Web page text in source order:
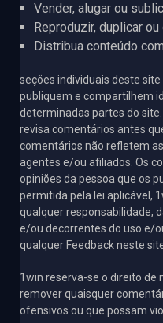
Vender, alugar ou
Reproduzir, duplicar
Distribua conteúdo
seções individuais deste
publiquem e compartilhem
determinadas partes do
revisa comentários antes
comentários não refletem
agentes e/ou afiliados. Os
opiniões da pessoa que os
permitida pela lei aplicável,
qualquer responsabilidade,
e/ou decorrentes do uso e/
qualquer Feedback neste
1win reserva-se o direito de
remover quaisquer
ofensivos ou que possam